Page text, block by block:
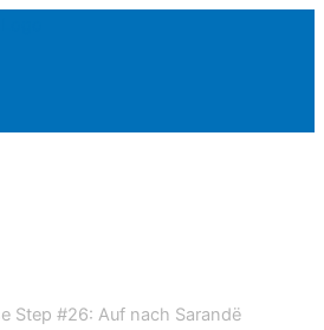
Step #26: Auf nach Sarandë